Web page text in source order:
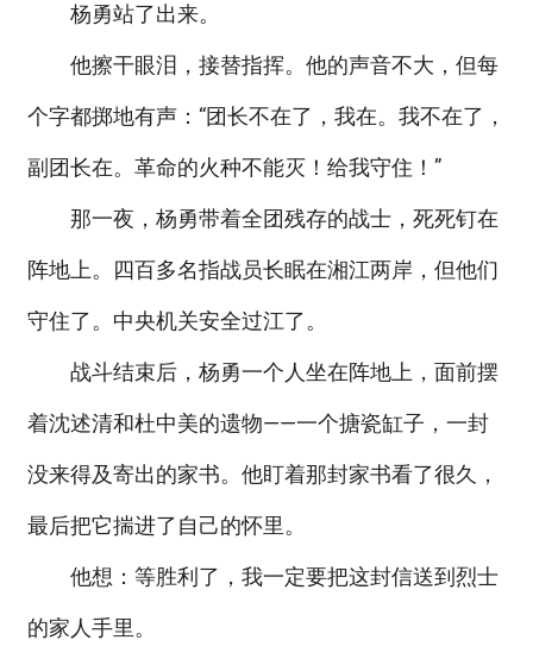
杨勇站了出来。
他擦干眼泪，接替指挥。他的声音不大，但每
个字都掷地有声：“团长不在了，我在。我不在了，
副团长在。革命的火种不能灭！给我守住！”
那一夜，杨勇带着全团残存的战士，死死钉在
阵地上。四百多名指战员长眠在湘江两岸，但他们
守住了。中央机关安全过江了。
战斗结束后，杨勇一个人坐在阵地上，面前摆
着沈述清和杜中美的遗物——一个搪瓷缸子，一封
没来得及寄出的家书。他盯着那封家书看了很久，
最后把它揣进了自己的怀里。
他想：等胜利了，我一定要把这封信送到烈士
的家人手里。